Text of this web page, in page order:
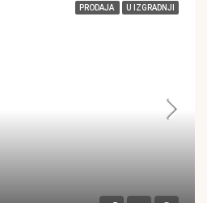
PRODAJA U IZGRADNJI